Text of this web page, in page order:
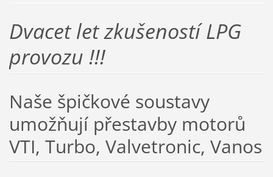
Dvacet let zkušeností LPG
provozu !!!
Naše špičkové soustavy
umožňují přestavby motorů
VTI, Turbo, Valvetronic, Vanos